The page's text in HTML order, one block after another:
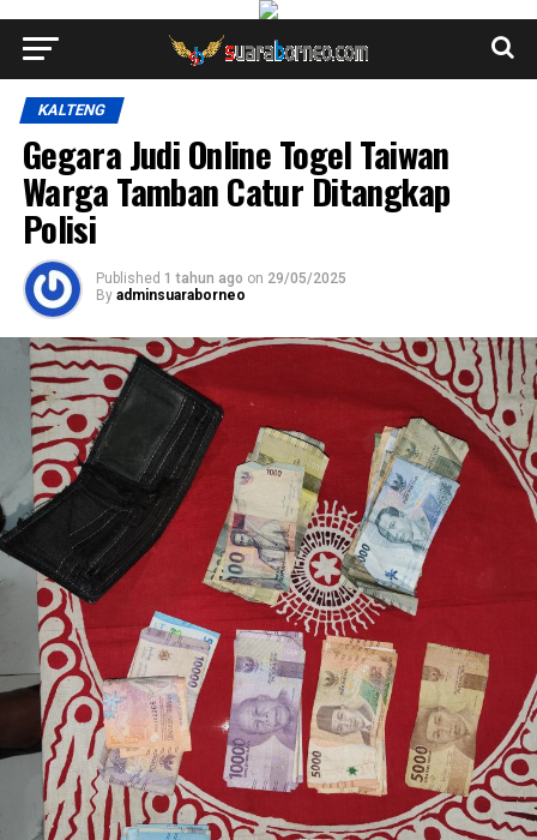
KALTENG
Gegara Judi Online Togel Taiwan
Warga Tamban Catur Ditangkap
Polisi
Published 1 tahun ago on 29/05/2025
By adminsuaraborneo